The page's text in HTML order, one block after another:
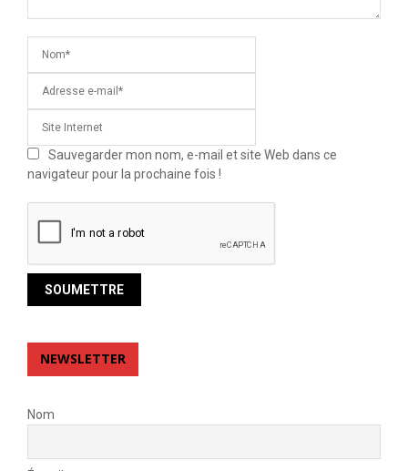
Sauvegarder mon nom, e-mail et site Web dans ce
navigateur pour la prochaine fois !
NEWSLETTER
Nom